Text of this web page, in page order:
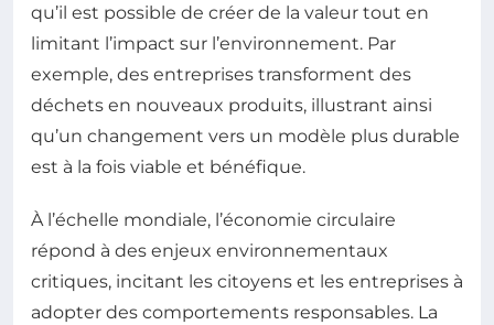
qu’il est possible de créer de la valeur tout en
limitant l’impact sur l’environnement. Par
exemple, des entreprises transforment des
déchets en nouveaux produits, illustrant ainsi
qu’un changement vers un modèle plus durable
est à la fois viable et bénéfique.
À l’échelle mondiale, l’économie circulaire
répond à des enjeux environnementaux
critiques, incitant les citoyens et les entreprises à
adopter des comportements responsables. La